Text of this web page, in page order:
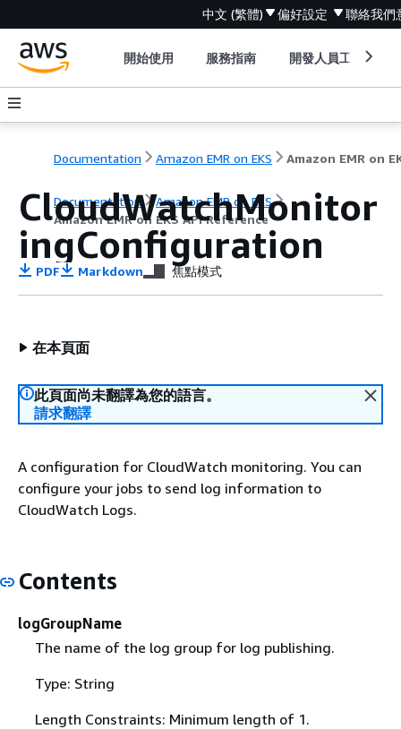
中文 (繁體) 偏好設定 聯絡我們
開始使用 服務指南 開發人員工具
Documentation Amazon EMR on EKS
Documentation
Amazon EMR on EKS
Amazon EMR on EKS API Reference
CloudWatchMonitor
ingConfiguration
PDF Markdown 焦點模式
在本頁面
此頁面尚未翻譯為您的語言。
請求翻譯
A configuration for CloudWatch monitoring. You can
configure your jobs to send log information to
CloudWatch Logs.
Contents
logGroupName
The name of the log group for log publishing.
Type: String
Length Constraints: Minimum length of 1.